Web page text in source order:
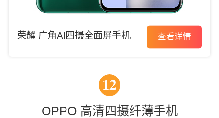
荣耀 广角AI四摄全面屏手机 查看详情
12
OPPO 高清四摄纤薄手机